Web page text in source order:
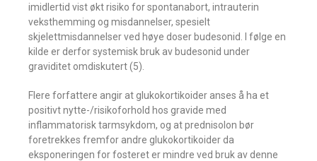
imidlertid vist økt risiko for spontanabort, intrauterin
veksthemming og misdannelser, spesielt
skjelettmisdannelser ved høye doser budesonid. I følge en
kilde er derfor systemisk bruk av budesonid under
graviditet omdiskutert (5).
Flere forfattere angir at glukokortikoider anses å ha et
positivt nytte-/risikoforhold hos gravide med
inflammatorisk tarmsykdom, og at prednisolon bør
foretrekkes fremfor andre glukokortikoider da
eksponeringen for fosteret er mindre ved bruk av denne